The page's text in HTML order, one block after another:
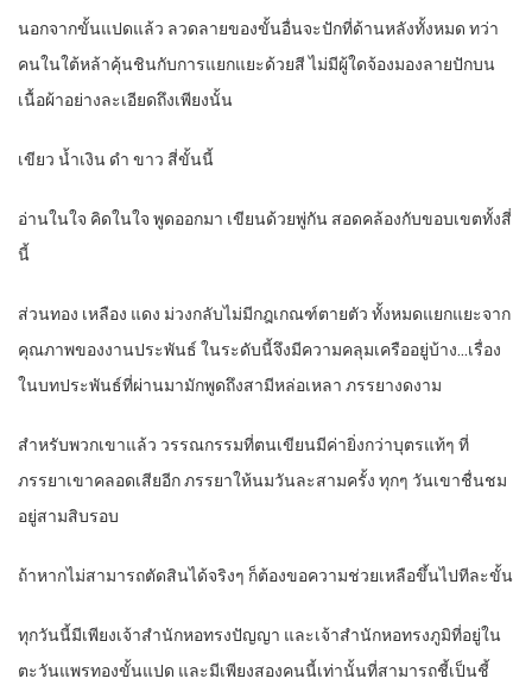
นอกจากขั้นแปดแล้ว ลวดลายของขั้นอื่นจะปักที่ด้านหลังทั้งหมด ทว่า
คนในใต้หล้าคุ้นชินกับการแยกแยะด้วยสี ไม่มีผู้ใดจ้องมองลายปักบน
เนื้อผ้าอย่างละเอียดถึงเพียงนั้น
เขียว น้ำเงิน ดำ ขาว สี่ขั้นนี้
อ่านในใจ คิดในใจ พูดออกมา เขียนด้วยพู่กัน สอดคล้องกับขอบเขตทั้งสี่
นี้
ส่วนทอง เหลือง แดง ม่วงกลับไม่มีกฎเกณฑ์ตายตัว ทั้งหมดแยกแยะจาก
คุณภาพของงานประพันธ์ ในระดับนี้จึงมีความคลุมเครืออยู่บ้าง…เรื่อง
ในบทประพันธ์ที่ผ่านมามักพูดถึงสามีหล่อเหลา ภรรยางดงาม
สำหรับพวกเขาแล้ว วรรณกรรมที่ตนเขียนมีค่ายิ่งกว่าบุตรแท้ๆ ที่
ภรรยาเขาคลอดเสียอีก ภรรยาให้นมวันละสามครั้ง ทุกๆ วันเขาชื่นชม
อยู่สามสิบรอบ
ถ้าหากไม่สามารถตัดสินได้จริงๆ ก็ต้องขอความช่วยเหลือขึ้นไปทีละขั้น
ทุกวันนี้มีเพียงเจ้าสำนักหอทรงปัญญา และเจ้าสำนักหอทรงภูมิที่อยู่ใน
ตะวันแพรทองขั้นแปด และมีเพียงสองคนนี้เท่านั้นที่สามารถชี้เป็นชี้